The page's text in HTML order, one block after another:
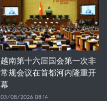
越南第十六届国会第一次非
常规会议在首都河内隆重开
幕
03/08/2026 08:14